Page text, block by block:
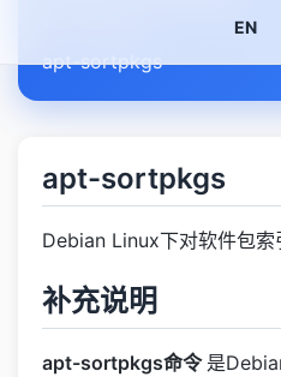
EN
apt-sortpkgs
apt-sortpkgs
Debian Linux下对软件包
补充说明
apt-sortpkgs命令 是